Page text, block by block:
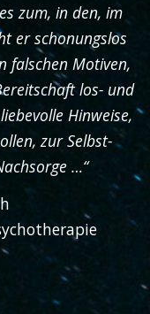
zum, in den, im
er schonungslos
falschen Motiven,
los- und
Hinweise,
zur Selbst-
…“